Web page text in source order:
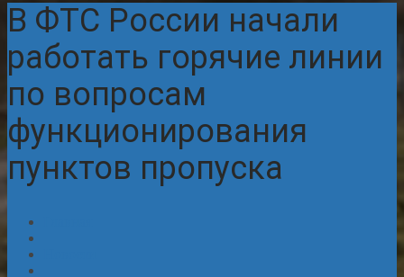
В ФТС России начали
работать горячие линии
по вопросам
функционирования
пунктов пропуска